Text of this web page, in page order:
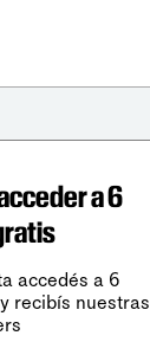
a 6
accedés a 6
recibís nuestras